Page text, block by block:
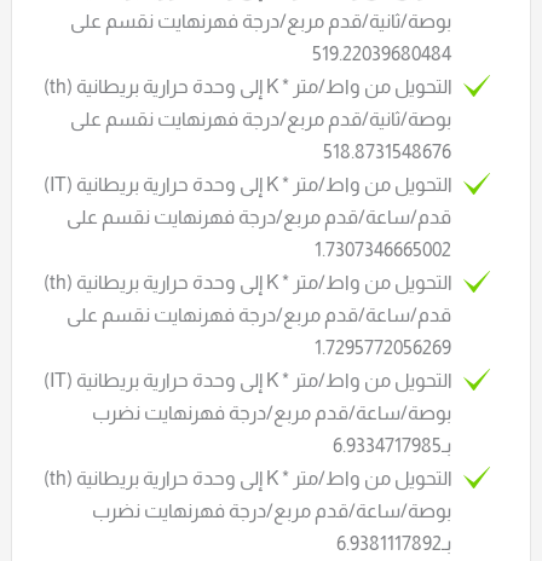
بوصة/ثانية/قدم مربع/درجة فهرنهايت نقسم على
519.22039680484
التحويل من واط/متر * K إلى وحدة حرارية بريطانية (th)
بوصة/ثانية/قدم مربع/درجة فهرنهايت نقسم على
518.8731548676
التحويل من واط/متر * K إلى وحدة حرارية بريطانية (IT)
قدم/ساعة/قدم مربع/درجة فهرنهايت نقسم على
1.7307346665002
التحويل من واط/متر * K إلى وحدة حرارية بريطانية (th)
قدم/ساعة/قدم مربع/درجة فهرنهايت نقسم على
1.7295772056269
التحويل من واط/متر * K إلى وحدة حرارية بريطانية (IT)
بوصة/ساعة/قدم مربع/درجة فهرنهايت نضرب
بـ6.9334717985
التحويل من واط/متر * K إلى وحدة حرارية بريطانية (th)
بوصة/ساعة/قدم مربع/درجة فهرنهايت نضرب
بـ6.9381117892